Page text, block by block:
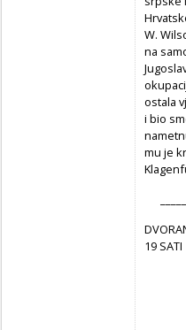
W.
na
ostala
i bio
mu je
19 SATI